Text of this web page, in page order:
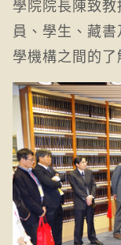
學院院長陳致
員、學生、藏
學機構之間的了